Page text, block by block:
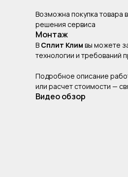
Возможна покупка товара в
решения сервиса
Монтаж
В Сплит Клим вы можете
технологии и требований
Подробное описание
или расчет стоимости —
Видео обзор